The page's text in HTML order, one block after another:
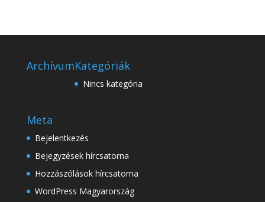
ArchívumKategóriák
Nincs kategória
Meta
Bejelentkezés
Bejegyzések hírcsatorna
Hozzászólások hírcsatorna
WordPress Magyarország